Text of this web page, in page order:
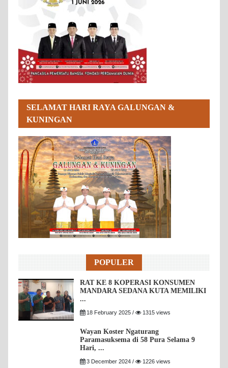
SELAMAT HARI RAYA GALUNGAN &
KUNINGAN
POPULER
RAT KE 8 KOPERASI KONSUMEN
MANDARA SEDANA KUTA MEMILIKI
...
18 February 2025 / 1315 views
Wayan Koster Ngaturang
Paramasuksema di 58 Pura Selama 9
Hari, ...
3 December 2024 / 1226 views